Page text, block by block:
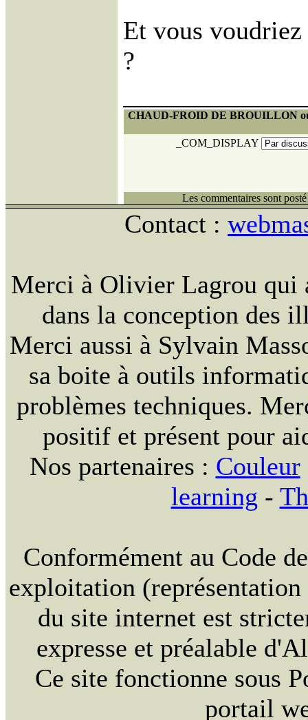
Et vous
?
CHAUD-FROID DE BROUILLON ou
_COM_DISPLAY
Les commentaires sont
Contact :
Merci à Olivier Lagrou qui
dans la conception des
Merci aussi à Sylvain
sa boite à outils
problèmes techniques.
positif et présent pour
Nos partenaires : Couleur
learning -
Conformément au Code
exploitation
du site internet est
expresse et préalable
Ce site fonctionne sous
portail